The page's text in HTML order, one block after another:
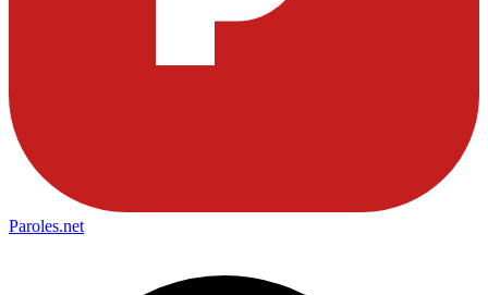
Paroles.net